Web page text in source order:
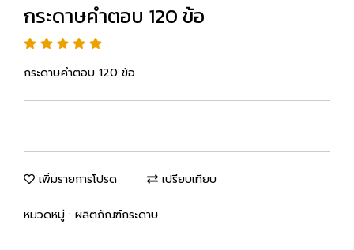
กระดาษคำตอบ 120 ข้อ
กระดาษคำตอบ 120 ข้อ
เพิ่มรายการโปรด เปรียบเทียบ
หมวดหมู่ : ผลิตภัณฑ์กระดาษ